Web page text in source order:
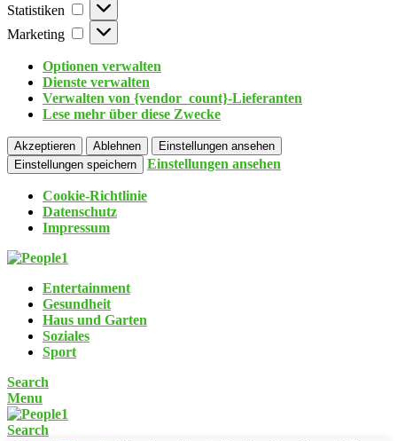
Statistiken
Marketing
Optionen verwalten
Dienste verwalten
Verwalten von {vendor_count}-Lieferanten
Lese mehr über diese Zwecke
Akzeptieren Ablehnen
Einstellungen ansehen
Einstellungen speichern
Einstellungen ansehen
Cookie-Richtlinie
Datenschutz
Impressum
Entertainment
Gesundheit
Haus und Garten
Soziales
Sport
Search
Menu
Search